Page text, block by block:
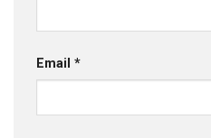
Email *